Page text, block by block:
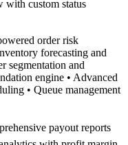
with custom status
order risk
forecasting and
segmentation and
engine • Advanced
• Queue management
payout reports